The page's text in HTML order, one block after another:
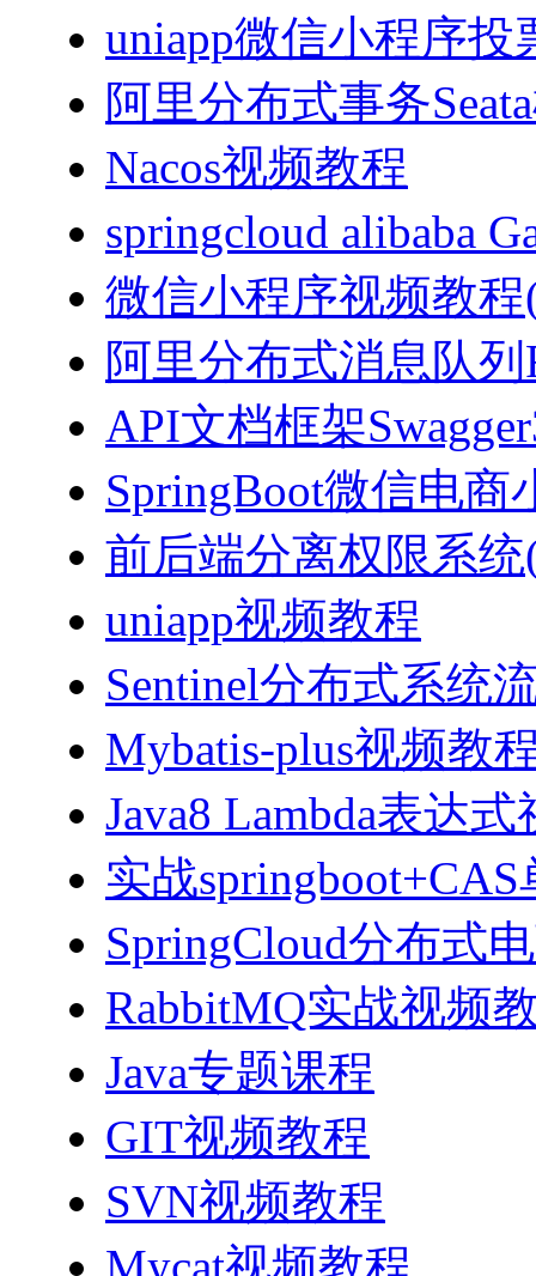
uniapp微信小程序投
阿里分布式事务
Nacos视频教程
springcloud alibaba
微信小程序视频教程
阿里分布式消息队
API文档框架
SpringBoot微信电商
前后端分离权限系统
uniapp视频教程
Sentinel分布式系统
Mybatis-plus视频教
Java8 Lambda表达
实战
SpringCloud分布式
RabbitMQ实战视频
Java专题课程
GIT视频教程
SVN视频教程
Mycat视频教程